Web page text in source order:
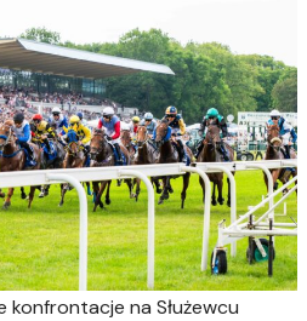
konfrontacje na Służewcu